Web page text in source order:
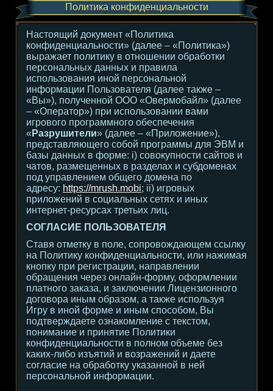
Политика конфиденциальности
Настоящий документ «Политика
конфиденциальности» (далее – «Политика»)
выражает политику в отношении обработки
персональных данных и правила
использования иной персональной
информации Пользователя (далее также –
«Вы»), полученной ООО «Овермобайл» (далее
– «Оператор») при использовании вами
игрового программного обеспечения
«Разрушители» (далее – «Приложение»),
представляющего собой программы для ЭВМ и
базы данных в форме: i) совокупности сайтов и
чатов, размещенных в разделах и субдоменах
под управлением общего домена по
адресу: https://mrush.mobi; ii) игровых
приложений в социальных сетях и иных
интернет-ресурсах третьих лиц.
СОГЛАСИЕ ПОЛЬЗОВАТЕЛЯ
Ставя отметку в поле, сопровождающем ссылку
на Политику конфиденциальности, или нажимая
кнопку при регистрации, направлении
обращения через онлайн-форму, оформлении
платного заказа, и заключении Лицензионного
договора иным образом, а также используя
Игру в иной форме и иным способом, Вы
подтверждаете ознакомление с текстом,
понимание и принятие Политики
конфиденциальности в полном объеме без
каких-либо изъятий и возражений и даете
согласие на обработку указанной в ней
персональной информации.